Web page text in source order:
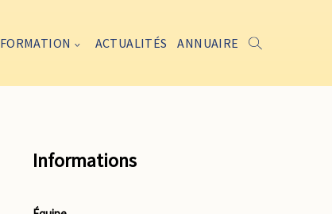
FORMATION ACTUALITÉS ANNUAIRE
Informations